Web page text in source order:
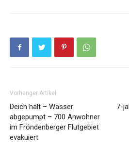
Vorheriger Artikel
Deich hält – Wasser
abgepumpt – 700 Anwohner
im Fröndenberger Flutgebiet
evakuiert
7-